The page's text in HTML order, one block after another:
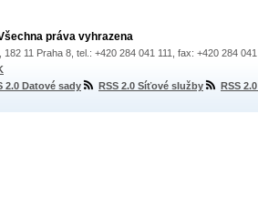
práva vyhrazena
11 Praha 8, tel.: +420 284 041 111, fax: +420 284
2.0 Datové sady RSS 2.0 Síťové služby RSS